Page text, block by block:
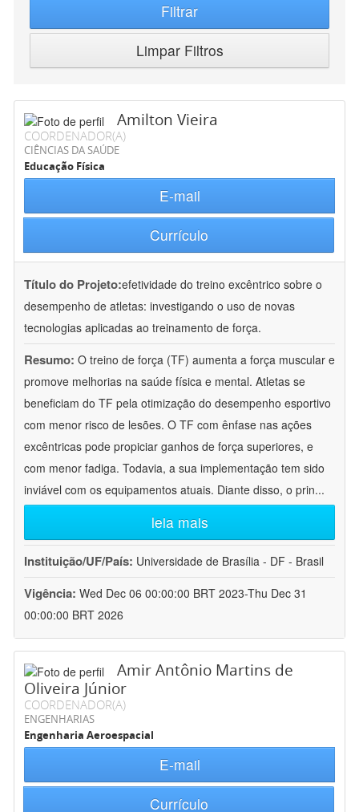
Filtrar
Limpar Filtros
Amilton Vieira
COORDENADOR(A)
CIÊNCIAS DA SAÚDE
Educação Física
E-mail
Currículo
Título do Projeto:efetividade do treino excêntrico sobre o
desempenho de atletas: investigando o uso de novas
tecnologias aplicadas ao treinamento de força.
Resumo: O treino de força (TF) aumenta a força muscular e
promove melhorias na saúde física e mental. Atletas se
beneficiam do TF pela otimização do desempenho esportivo
com menor risco de lesões. O TF com ênfase nas ações
excêntricas pode propiciar ganhos de força superiores, e
com menor fadiga. Todavia, a sua implementação tem sido
inviável com os equipamentos atuais. Diante disso, o prin...
leia mais
Instituição/UF/País: Universidade de Brasília - DF - Brasil
Vigência: Wed Dec 06 00:00:00 BRT 2023-Thu Dec 31
00:00:00 BRT 2026
Amir Antônio Martins de
Oliveira Júnior
COORDENADOR(A)
ENGENHARIAS
Engenharia Aeroespacial
E-mail
Currículo